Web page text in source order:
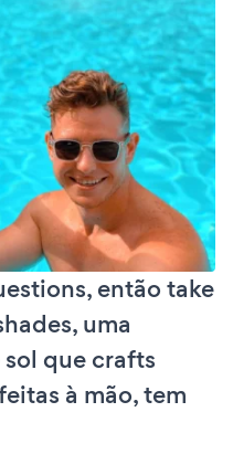
então take
uma
que crafts
à mão, tem